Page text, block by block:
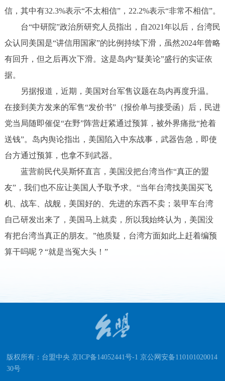
信，其中有32.3%表示“不太相信”，22.2%表示“非常不相信”。
台“中研院”政治所研究人员指出，自2021年以后，台湾民
众认同美国是“讲信用国家”的比例持续下滑，虽然2024年曾略
有回升，但之后再次下滑。这是岛内“疑美论”盛行的实证依
据。
另据报道，近期，美国对台军售议题在岛内再度升温。
在接到美方发来的军售“发价书”（报价单与接受函）后，民进
党当局随即催促“在野”阵营赶紧通过预算，被外界痛批“抢着
送钱”。岛内舆论指出，美国陷入中东战事，武器告急，即使
台方通过预算，也拿不到武器。
蓝营前民代吴斯怀直言，美国没把台湾当作“真正的盟
友”，我们也不应让美国人予取予求。“当年台湾找美国买飞
机、战车、战舰，美国好的、先进的东西不卖；装甲车台湾
自己研发出来了，美国马上就卖，所以我始终认为，美国没
有把台湾当真正的朋友。”他质疑，台湾方面如此上赶着编预
算干吗呢？“就是当冤大头！”
版权所有：台盟中央 京ICP备14052441号-1 京公网安备110101020014
30号